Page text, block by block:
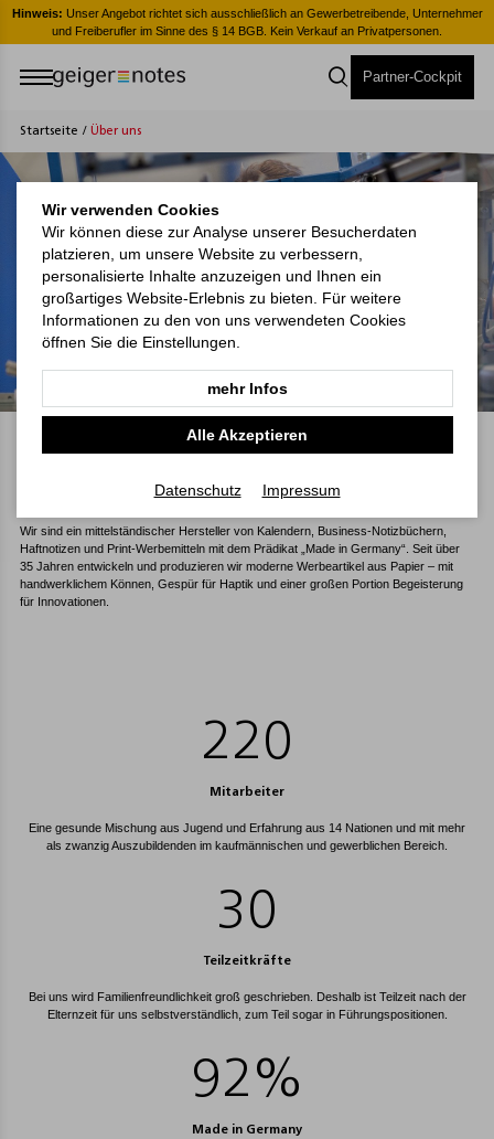
Hinweis: Unser Angebot richtet sich ausschließlich an Gewerbetreibende, Unternehmer
und Freiberufler im Sinne des § 14 BGB. Kein Verkauf an Privatpersonen.
Partner-Cockpit
Startseite / Über uns
Wir sind
Geiger-Notes
Wir sind ein mittelständischer Hersteller von Kalendern, Business-Notizbüchern,
Haftnotizen und Print-Werbemitteln mit dem Prädikat „Made in Germany“. Seit über
35 Jahren entwickeln und produzieren wir moderne Werbeartikel aus Papier – mit
handwerk­lichem Können, Gespür für Haptik und einer großen Portion Begeisterung
für Innovationen.
220
Mitarbeiter
Eine gesunde Mischung aus Jugend und Erfahrung aus 14 Nationen und mit mehr
als zwanzig Auszubildenden im kaufmännischen und gewerblichen Bereich.
30
Teilzeitkräfte
Bei uns wird Familienfreundlichkeit groß geschrieben. Deshalb ist Teilzeit nach der
Elternzeit für uns selbstverständlich, zum Teil sogar in Führungspositionen.
100%
Made in Germany
Wir verwenden Cookies
Wir können diese zur Analyse unserer Besucherdaten
platzieren, um unsere Website zu verbessern,
personalisierte Inhalte anzuzeigen und Ihnen ein
großartiges Website-Erlebnis zu bieten. Für weitere
Informationen zu den von uns verwendeten Cookies
öffnen Sie die Einstellungen.
mehr Infos
Alle Akzeptieren
Datenschutz Impressum